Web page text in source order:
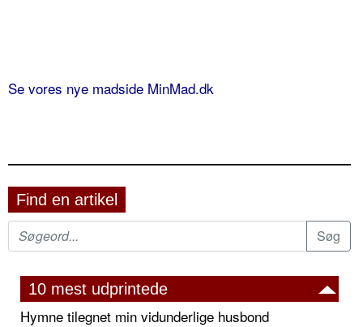
Se vores nye madside MinMad.dk
Find en artikel
10 mest udprintede
Hymne tilegnet min vidunderlige husbond